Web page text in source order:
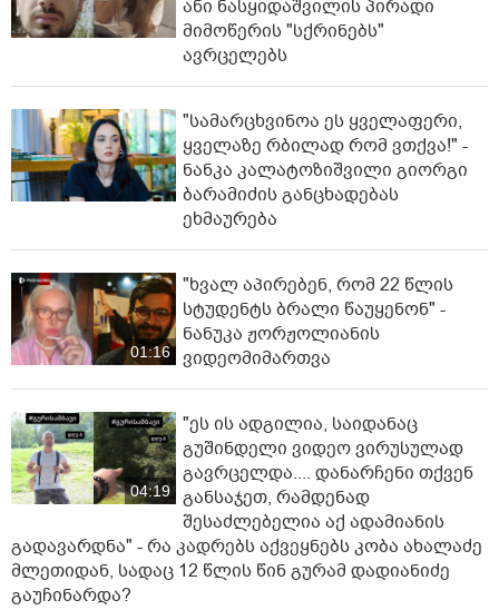
ანი ნასყიდაშვილის პირადი
მიმოწერის "სქრინებს"
ავრცელებს
"სა­მარ­ცხვი­ნოა ეს ყვე­ლა­ფე­რი,
ყვე­ლა­ზე რბი­ლად რომ ვთქვა!" -
ნანკა კალატოზიშვილი გიორგი
ბარამიძის განცხადებას
ეხმაურება
01:16
"ხვალ აპირებენ, რომ 22 წლის
სტუდენტს ბრალი წაუყენონ" -
ნანუკა ჟორჟოლიანის
ვიდეომიმართვა
04:19
"ეს ის ადგილია, საიდანაც
გუშინდელი ვიდეო ვირუსულად
გავრცელდა.... დანარჩენი თქვენ
განსაჯეთ, რამდენად
შესაძლებელია აქ ადამიანის
გადავარდნა" - რა კადრებს აქვეყნებს კობა ახალაძე
მლეთიდან, სადაც 12 წლის წინ გურამ დადიანიძე
გაუჩინარდა?